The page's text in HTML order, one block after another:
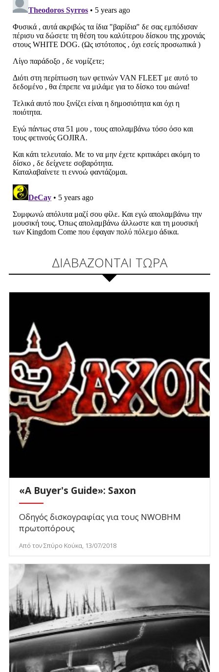
ΔΙΑΒΑΖΟΝΤΑΙ ΤΩΡΑ
«A Buyer's Guide»: Saxon
Οδηγός δισκογραφίας για τους NWOBHM
πρωτοπόρους
Από τον Σπύρο Κούκα, 13/07/2018